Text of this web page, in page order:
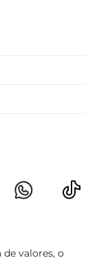
de valores, o